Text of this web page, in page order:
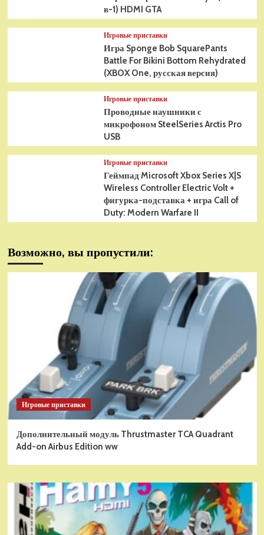
в-1) HDMI GTA
Игровые приставки
Игра Sponge Bob SquarePants
Battle For Bikini Bottom Rehydrated
(XBOX One, русская версия)
Игровые приставки
Проводные наушники с
микрофоном SteelSeries Arctis Pro
USB
Игровые приставки
Геймпад Microsoft Xbox Series X|S
Wireless Controller Electric Volt +
фигурка-подставка + игра Call of
Duty: Modern Warfare II
Возможно, вы пропустили:
Игровые приставки
Дополнительный модуль Thrustmaster TCA Quadrant
Add-on Airbus Edition ww